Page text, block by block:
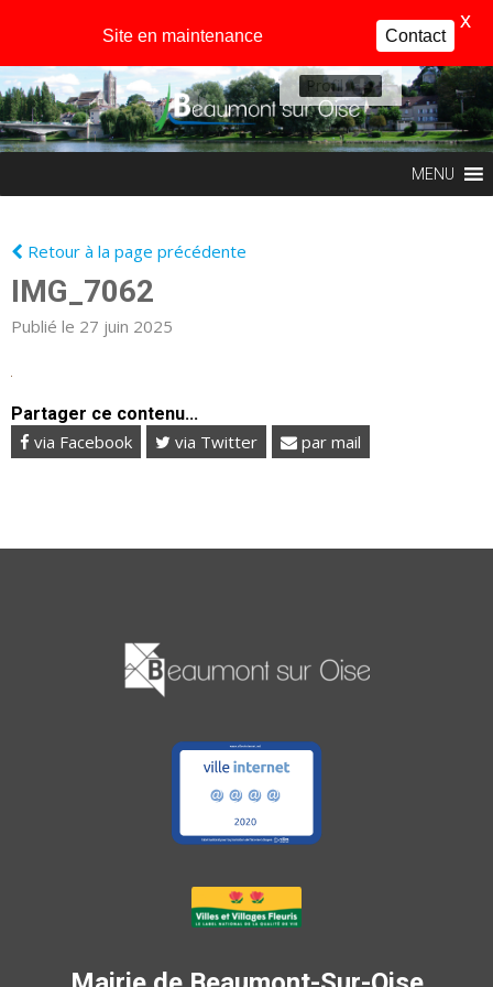
Profil
MENU
Retour à la page précédente
IMG_7062
Publié le 27 juin 2025
Partager ce contenu...
via Facebook via Twitter par mail
Site en maintenance Contact
X